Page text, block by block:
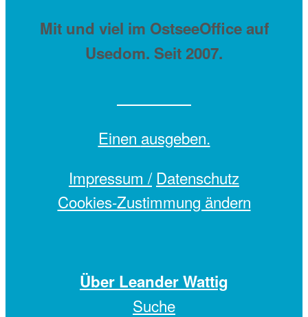
Mit und viel im OstseeOffice auf
Usedom. Seit 2007.
Einen ausgeben.
Impressum / Datenschutz
Cookies-Zustimmung ändern
Über Leander Wattig
Suche